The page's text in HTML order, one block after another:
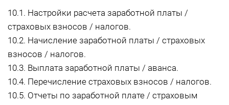
10.1. Настройки расчета заработной платы /
страховых взносов / налогов.
10.2. Начисление заработной платы / страховых
взносов / налогов.
10.3. Выплата заработной платы / аванса.
10.4. Перечисление страховых взносов / налогов.
10.5. Отчеты по заработной плате / страховым